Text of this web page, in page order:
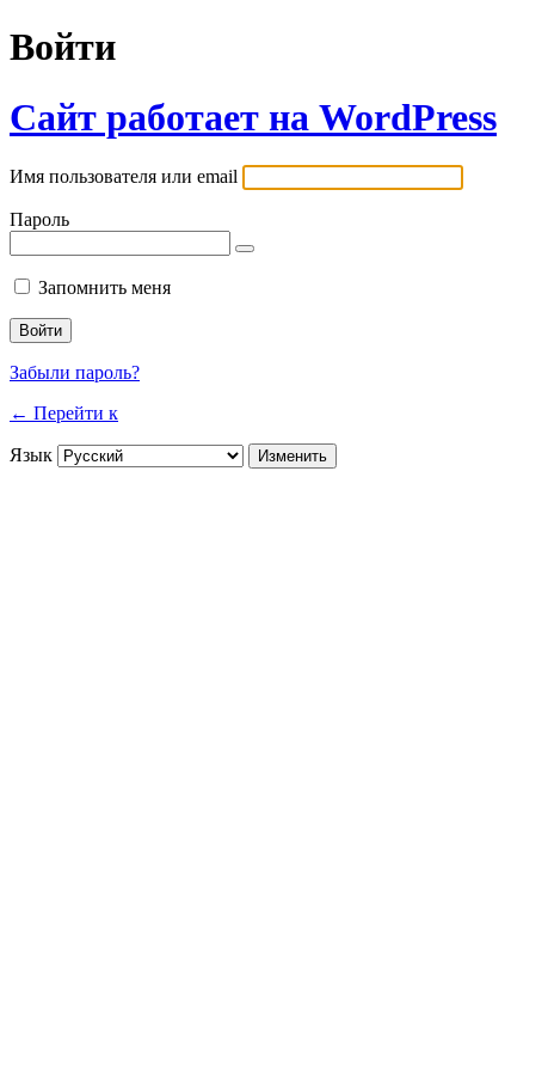
Войти
Сайт работает на WordPress
Имя пользователя или email
Пароль
Запомнить меня
Забыли пароль?
← Перейти к
Язык